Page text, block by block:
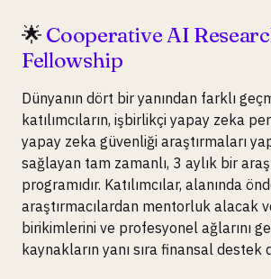
🌟 Cooperative AI
Fellowship
Dünyanın dört bir yanından farklı
katılımcıların, işbirlikçi yapay zeka
yapay zeka güvenliği araştırmaları
sağlayan tam zamanlı, 3 aylık bir
programıdır. Katılımcılar, alanında
araştırmacılardan mentorluk alacak
birikimlerini ve profesyonel ağlarını
kaynakların yanı sıra finansal destek